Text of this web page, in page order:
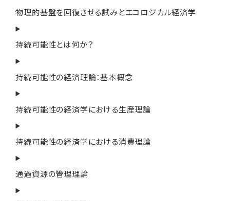
物理的基盤を回復させる試みとエコロジカル経済学
持続可能性とは何か？
持続可能性の経済理論：基本概念
持続可能性の経済学における生産理論
持続可能性の経済学における消費理論
通過資源の管理理論